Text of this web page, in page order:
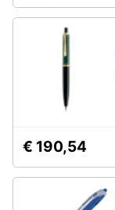
€ 190,54